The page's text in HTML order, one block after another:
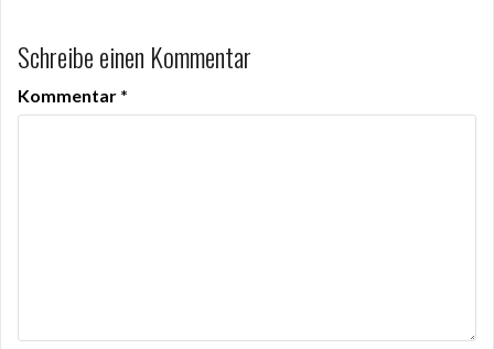
Schreibe einen Kommentar
Kommentar *